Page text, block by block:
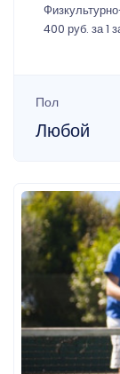
400 руб. за 1
Пол
Любой